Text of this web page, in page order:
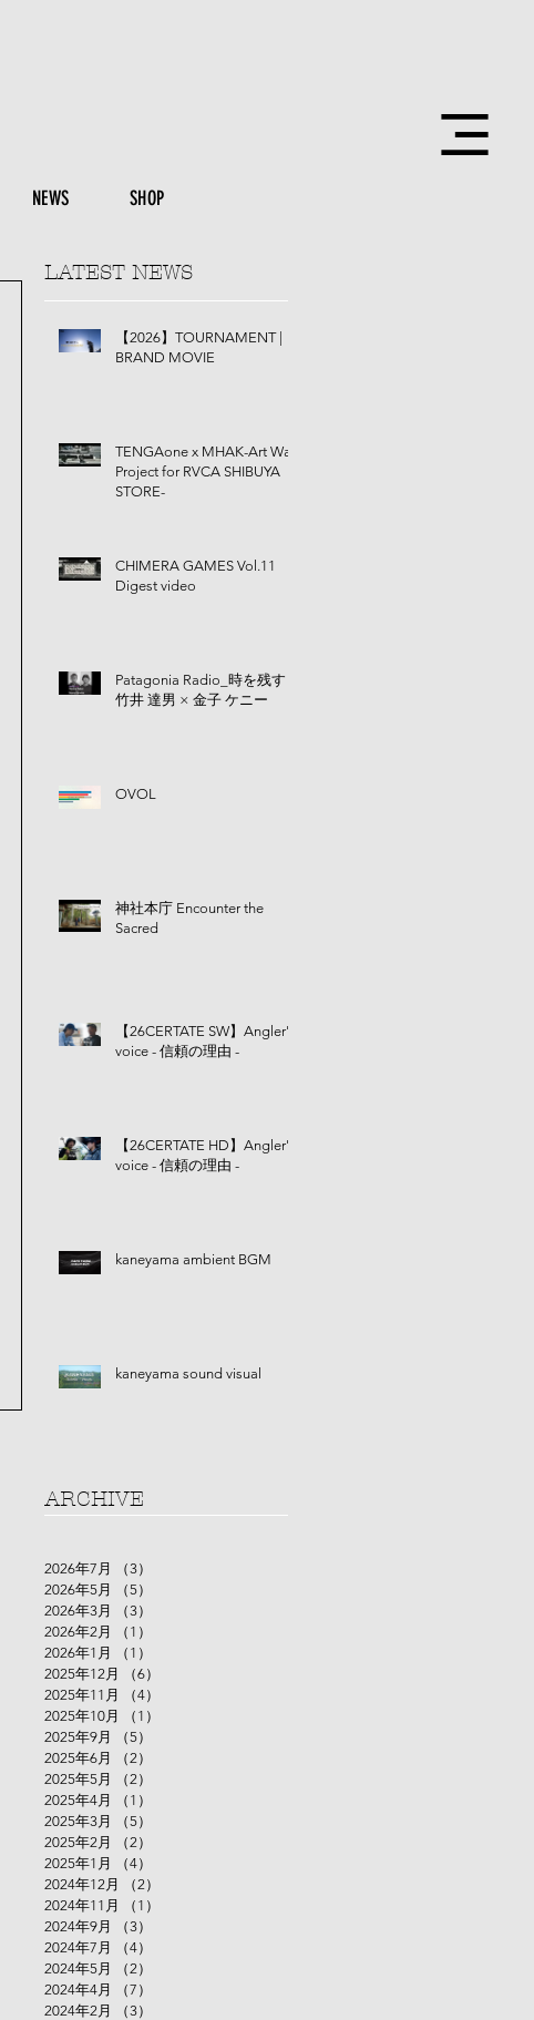
NEWS SHOP
LATEST NEWS
【2026】TOURNAMENT |
BRAND MOVIE
TENGAone x MHAK-Art Wall
Project for RVCA SHIBUYA
STORE-
CHIMERA GAMES Vol.11
Digest video
Patagonia Radio_時を残す |
竹井 達男 × 金子 ケニー
OVOL
神社本庁 Encounter the
Sacred
【26CERTATE SW】Angler's
voice - 信頼の理由 -
【26CERTATE HD】Angler's
voice - 信頼の理由 -
kaneyama ambient BGM
kaneyama sound visual
ARCHIVE
2026年7月 （3）
2026年5月
（5）
2026年3月
（3）
2026年2月
（1）
2026年1月
（1）
2025年12月
（6）
2025年11月
（4）
2025年10月
（1）
2025年9月
（5）
2025年6月
（2）
2025年5月
（2）
2025年4月
（1）
2025年3月
（5）
2025年2月
（2）
2025年1月
（4）
2024年12月
（2）
2024年11月
（1）
2024年9月
（3）
2024年7月
（4）
2024年5月
（2）
2024年4月
（7）
2024年2月
（3）